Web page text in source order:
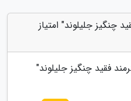
چنگیز جلیلوند" امتیاز
فقید چنگیز جلیلوند"